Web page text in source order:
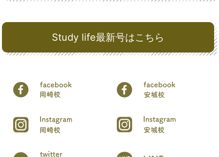
Study life最新号はこちら